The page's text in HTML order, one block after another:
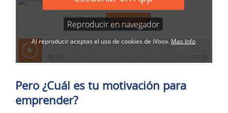
Pero ¿Cuál es tu motivación para
emprender?